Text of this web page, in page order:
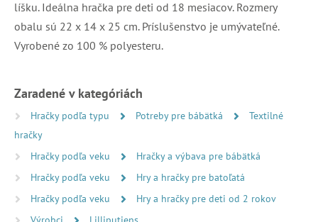
líšku. Ideálna hračka pre deti od 18 mesiacov. Rozmery
obalu sú 22 x 14 x 25 cm. Príslušenstvo je umývateľné.
Vyrobené zo 100 % polyesteru.
Zaradené v kategóriách
Hračky podľa typu Potreby pre bábätká
Textilné
hračky
Hračky podľa veku
Hračky a výbava pre bábätká
Hračky podľa veku
Hry a hračky pre batoľatá
Hračky podľa veku
Hry a hračky pre deti od 2 rokov